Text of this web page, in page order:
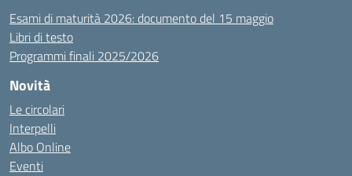
Esami di maturità 2026: documento del 15 maggio
Libri di testo
Programmi finali 2025/2026
Novità
Le circolari
Interpelli
Albo Online
Eventi